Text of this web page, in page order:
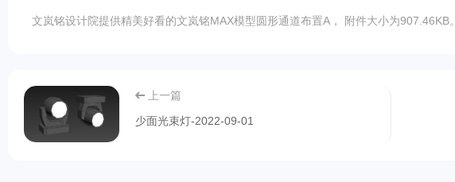
文岚铭设计院提供精美好看的文岚铭MAX模型圆形通道布置A， 附件大小为907.46KB。
上一篇
少面光束灯-2022-09-01